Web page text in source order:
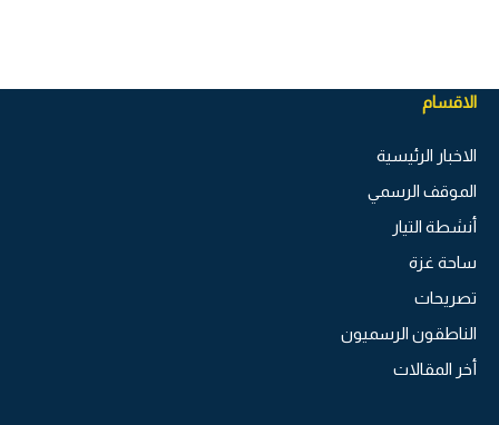
الاقسام
الاخبار الرئيسية
الموقف الرسمي
أنشطة التيار
ساحة غزة
تصريحات
الناطقون الرسميون
أخر المقالات